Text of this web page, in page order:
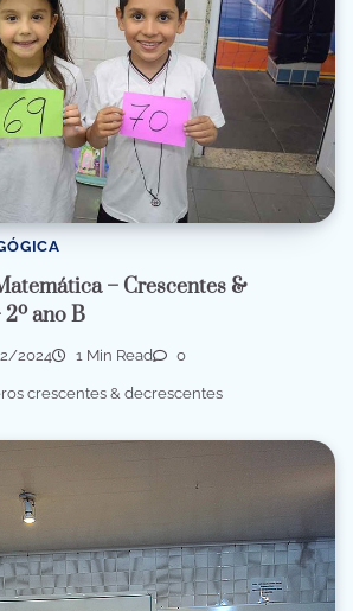
– Crescentes &
ano B
2024 1 Min Read 0
crescentes & decrescentes